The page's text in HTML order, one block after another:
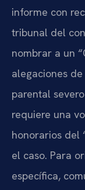
informe con
tribunal del
nombrar a un
alegaciones
parental
requiere una
honorarios del
el caso. Para
específica,